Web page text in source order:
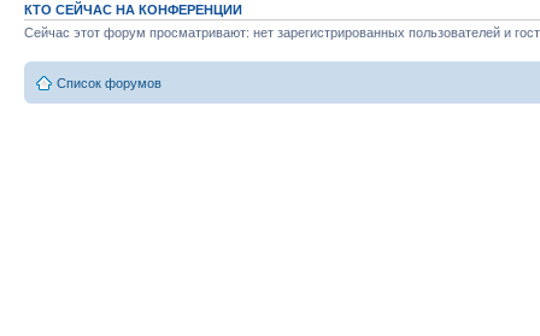
КТО СЕЙЧАС НА КОНФЕРЕНЦИИ
Сейчас этот форум просматривают: нет зарегистрированных пользователей и
Список форумов